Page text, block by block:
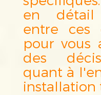
en détail
entre ces
pour vous
des
quant à
installation